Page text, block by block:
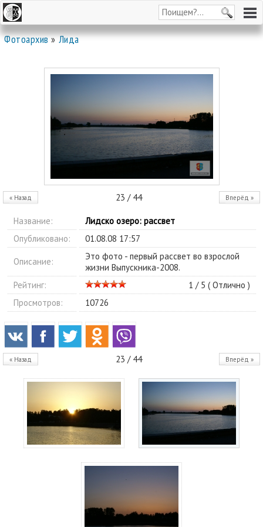
Фотоархив»Лида
« Назад 23 / 44 Вперёд »
Название:
Лидско озеро: рассвет
Опубликовано:
01.08.08 17:57
Описание:
Это фото - первый рассвет во взрослой
жизни Выпускника-2008.
Рейтинг:
1 / 5 ( Отлично )
Просмотров:
10726
« Назад 23 / 44 Вперёд »